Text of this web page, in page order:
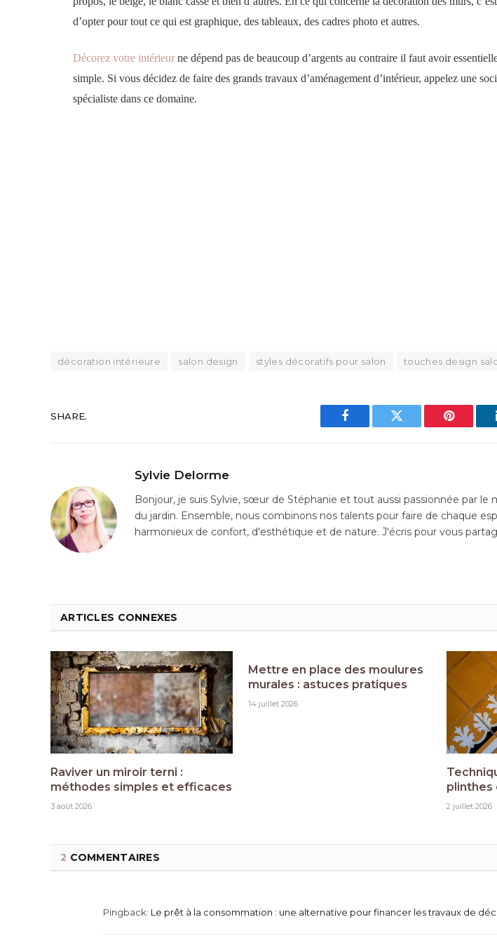
d’opter pour tout ce qui est graphique, des tableaux, des cadres photo et autres.
Décorez votre intérieur ne dépend pas de beaucoup d’argents au contraire il faut avoir
simple. Si vous décidez de faire des grands travaux d’aménagement d’intérieur, appelez une
spécialiste dans ce domaine.
décoration intérieure salon design styles décoratifs pour salon touches design
SHARE.
Facebook Twitter Pinterest
Sylvie Delorme
Bonjour, je suis Sylvie, sœur de Stéphanie et tout aussi passionnée par le
du jardin. Ensemble, nous combinons nos talents pour faire de chaque
harmonieux de confort, d'esthétique et de nature. J'écris pour vous
ARTICLES CONNEXES
Raviver un miroir terni :
méthodes simples et efficaces
3 août 2026
Mettre en place des moulures
murales : astuces pratiques
14 juillet 2026
plinthes
2 juillet 2026
2 COMMENTAIRES
Pingback: Le prêt à la consommation : une alternative pour financer les travaux de